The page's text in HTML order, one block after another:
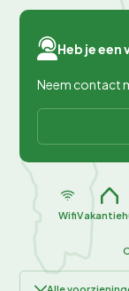
Heb je
Neem contact
Wifi
Alle